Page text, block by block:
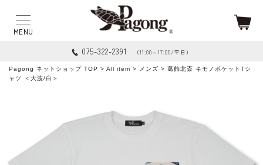
075-322-2391 （11:00～17:00/平日）
Pagong ネットショップ TOP > All item > メンズ > 葛飾北斎 キモノポケットTシ
ャツ ＜大波/白＞